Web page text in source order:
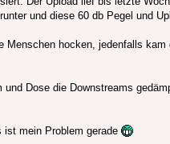
und diese 60 db Pegel und
hocken, jedenfalls
Dose die Downstreams
mein Problem gerade